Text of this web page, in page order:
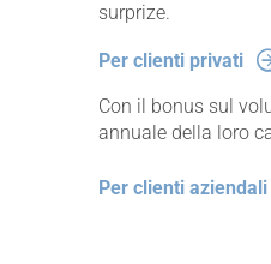
surprize.
Per clienti privati
Con il bonus sul
annuale della loro
Per clienti aziendali